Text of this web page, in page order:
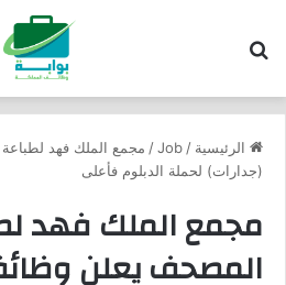
الرئيسية /
Job
/ مجمع الملك فهد
(جدارات) لحملة الدبلوم فأعلى
مجمع الملك فهد
المصحف يعلن